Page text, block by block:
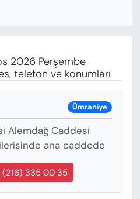
2026 Perşembe
telefon ve konumları
Ümraniye
Alemdağ Caddesi
ana caddede
(216) 335 00 35